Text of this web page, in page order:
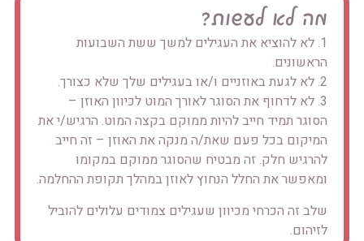
מה לא לעשות?
1. לא להוציא את העגילים למשך ששת השבועות
הראשונים.
2. לא לגעת באוזניים ו/או בעגילים שלך שלא כצורך.
3. לא לדחוף את הסוגר לאורך המוט לכיוון האוזן –
הסוגר תמיד חייב להיות ממוקם בקצה המוט. הרגיש/י את
המיקום בכל פעם שאת/ה מנקה את האוזן – זה חייב
להרגיש חלק. זה מבטיח שהסוגר ממוקם במקומו
ומאפשר את החלל הנחוץ לאוזן במהלך תקופת ההחלמה.
שלב זה הכרחי מכיוון שעגילים צמודים עלולים להוביל
לזיהום.